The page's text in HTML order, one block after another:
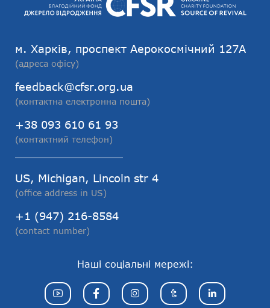
м. Харків, проспект Аерокосмічний 127А
(адреса офісу)
feedback@cfsr.org.ua
(контактна електронна пошта)
+38 093 610 61 93
(контактний телефон)
US, Michigan, Lincoln str 4
(office address in US)
+1 (947) 216-8584
(contact number)
Наші соціальні мережі: